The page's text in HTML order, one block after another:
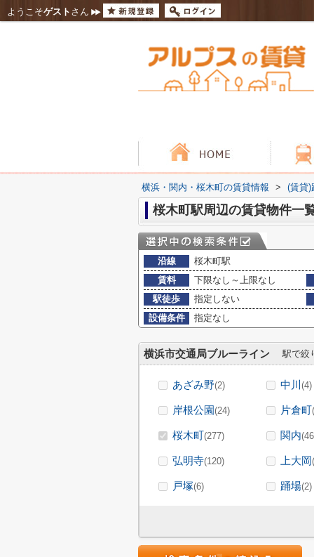
ようこそゲスト さん
横浜・関内・桜木町の賃貸情報 > (賃貸)
桜木町駅周辺の賃貸物件一
沿線
桜木町駅
賃料
下限なし～上限なし
駅徒歩
指定しない
設備条件
指定なし
横浜市交通局ブルーライン 駅で絞
あざみ野(2) 中川 (4)
岸根公園(24) 片倉町
桜木町(277) 関内
弘明寺(120) 上大岡
戸塚(6) 踊場(2)